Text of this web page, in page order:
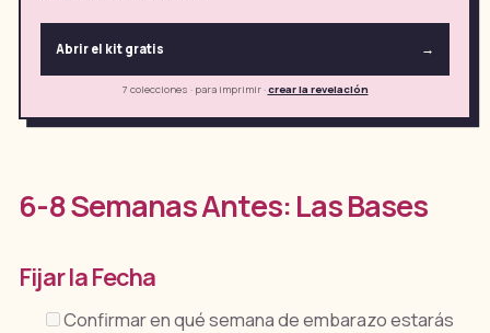
Abrir el kit gratis →
7 colecciones · para imprimir·crear la revelación
6-8 Semanas Antes: Las Bases
Fijar la Fecha
Confirmar en qué semana de embarazo estarás